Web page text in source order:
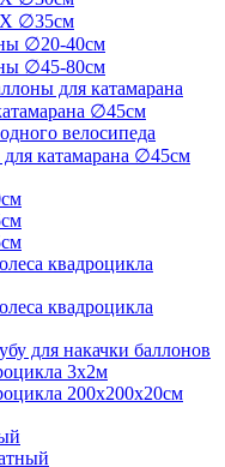
∅35см
∅20-40см
∅45-80см
для катамарана
∅45см
велосипеда
катамарана ∅45см
квадроцикла
квадроцикла
для накачки баллонов
3х2м
200х200х20см